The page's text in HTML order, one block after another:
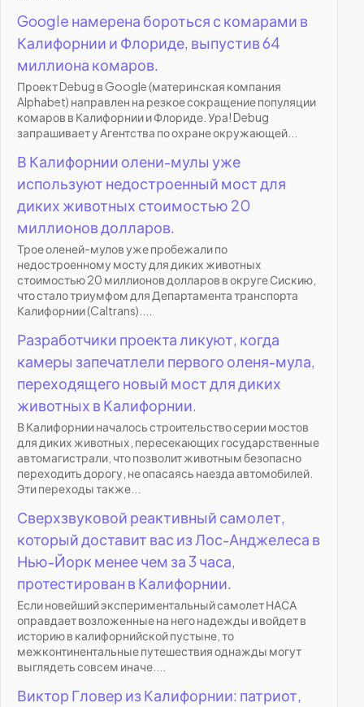
Google намерена бороться с комарами в
Калифорнии и Флориде, выпустив 64
миллиона комаров.
Проект Debug в Google (материнская компания
Alphabet) направлен на резкое сокращение популяции
комаров в Калифорнии и Флориде. Ура! Debug
запрашивает у Агентства по охране окружающей...
В Калифорнии олени-мулы уже
используют недостроенный мост для
диких животных стоимостью 20
миллионов долларов.
Трое оленей-мулов уже пробежали по
недостроенному мосту для диких животных
стоимостью 20 миллионов долларов в округе Сискию,
что стало триумфом для Департамента транспорта
Калифорнии (Caltrans)....
Разработчики проекта ликуют, когда
камеры запечатлели первого оленя-мула,
переходящего новый мост для диких
животных в Калифорнии.
В Калифорнии началось строительство серии мостов
для диких животных, пересекающих государственные
автомагистрали, что позволит животным безопасно
переходить дорогу, не опасаясь наезда автомобилей.
Эти переходы также...
Сверхзвуковой реактивный самолет,
который доставит вас из Лос-Анджелеса в
Нью-Йорк менее чем за 3 часа,
протестирован в Калифорнии.
Если новейший экспериментальный самолет НАСА
оправдает возложенные на него надежды и войдет в
историю в калифорнийской пустыне, то
межконтинентальные путешествия однажды могут
выглядеть совсем иначе....
Виктор Гловер из Калифорнии: патриот,